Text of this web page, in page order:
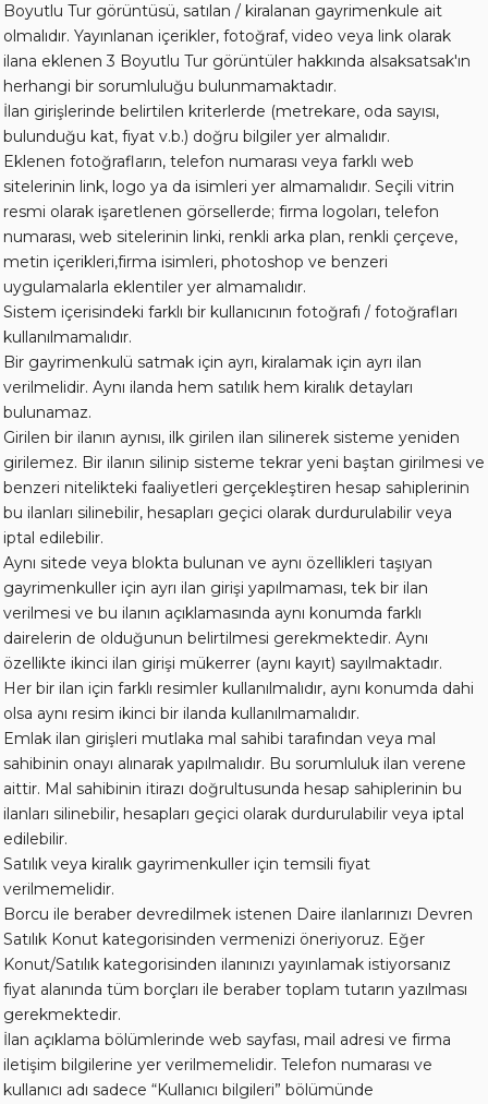
Boyutlu Tur görüntüsü, satılan / kiralanan gayrimenkule ait
olmalıdır. Yayınlanan içerikler, fotoğraf, video veya link olarak
ilana eklenen 3 Boyutlu Tur görüntüler hakkında alsaksatsak'ın
herhangi bir sorumluluğu bulunmamaktadır.
İlan girişlerinde belirtilen kriterlerde (metrekare, oda sayısı,
bulunduğu kat, fiyat v.b.) doğru bilgiler yer almalıdır.
Eklenen fotoğrafların, telefon numarası veya farklı web
sitelerinin link, logo ya da isimleri yer almamalıdır. Seçili vitrin
resmi olarak işaretlenen görsellerde; firma logoları, telefon
numarası, web sitelerinin linki, renkli arka plan, renkli çerçeve,
metin içerikleri,firma isimleri, photoshop ve benzeri
uygulamalarla eklentiler yer almamalıdır.
Sistem içerisindeki farklı bir kullanıcının fotoğrafı / fotoğrafları
kullanılmamalıdır.
Bir gayrimenkulü satmak için ayrı, kiralamak için ayrı ilan
verilmelidir. Aynı ilanda hem satılık hem kiralık detayları
bulunamaz.
Girilen bir ilanın aynısı, ilk girilen ilan silinerek sisteme yeniden
girilemez. Bir ilanın silinip sisteme tekrar yeni baştan girilmesi ve
benzeri nitelikteki faaliyetleri gerçekleştiren hesap sahiplerinin
bu ilanları silinebilir, hesapları geçici olarak durdurulabilir veya
iptal edilebilir.
Aynı sitede veya blokta bulunan ve aynı özellikleri taşıyan
gayrimenkuller için ayrı ilan girişi yapılmaması, tek bir ilan
verilmesi ve bu ilanın açıklamasında aynı konumda farklı
dairelerin de olduğunun belirtilmesi gerekmektedir. Aynı
özellikte ikinci ilan girişi mükerrer (aynı kayıt) sayılmaktadır.
Her bir ilan için farklı resimler kullanılmalıdır, aynı konumda dahi
olsa aynı resim ikinci bir ilanda kullanılmamalıdır.
Emlak ilan girişleri mutlaka mal sahibi tarafından veya mal
sahibinin onayı alınarak yapılmalıdır. Bu sorumluluk ilan verene
aittir. Mal sahibinin itirazı doğrultusunda hesap sahiplerinin bu
ilanları silinebilir, hesapları geçici olarak durdurulabilir veya iptal
edilebilir.
Satılık veya kiralık gayrimenkuller için temsili fiyat
verilmemelidir.
Borcu ile beraber devredilmek istenen Daire ilanlarınızı Devren
Satılık Konut kategorisinden vermenizi öneriyoruz. Eğer
Konut/Satılık kategorisinden ilanınızı yayınlamak istiyorsanız
fiyat alanında tüm borçları ile beraber toplam tutarın yazılması
gerekmektedir.
İlan açıklama bölümlerinde web sayfası, mail adresi ve firma
iletişim bilgilerine yer verilmemelidir. Telefon numarası ve
kullanıcı adı sadece “Kullanıcı bilgileri” bölümünde